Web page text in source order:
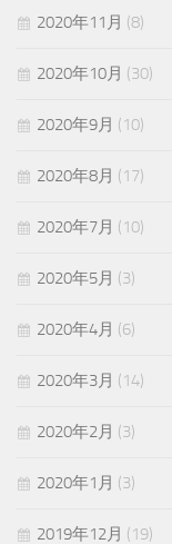
2020年11月 (8)
2020年10月 (30)
2020年9月 (10)
2020年8月 (17)
2020年7月 (10)
2020年5月 (3)
2020年4月 (6)
2020年3月 (14)
2020年2月 (3)
2020年1月 (3)
2019年12月 (19)